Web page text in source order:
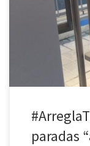
medida no
“antimendigos”
en el banco,
paradas